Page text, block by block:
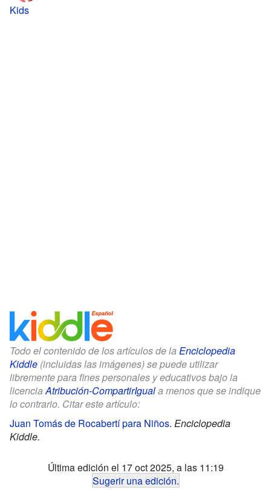
Kids
Todo el contenido de los artículos de la Enciclopedia
Kiddle (incluidas las imágenes) se puede utilizar
libremente para fines personales y educativos bajo la
licenciaAtribución-CompartirIguala menos que se indique
lo contrario. Citar este artículo:
Juan Tomás de Rocabertí para Niños. Enciclopedia
Kiddle.
Última edición el 17 oct 2025, a las 11:19
Sugerir una edición.